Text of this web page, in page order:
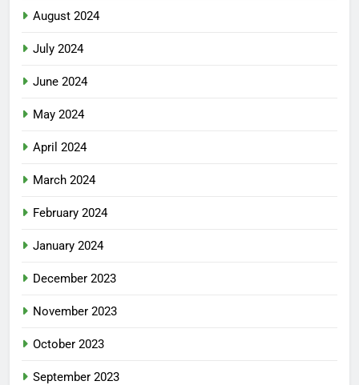
August 2024
July 2024
June 2024
May 2024
April 2024
March 2024
February 2024
January 2024
December 2023
November 2023
October 2023
September 2023